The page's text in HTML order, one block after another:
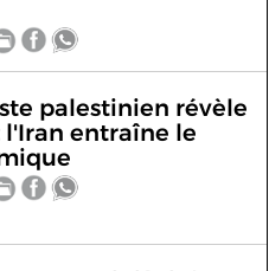
palestinien révèle
entraîne le